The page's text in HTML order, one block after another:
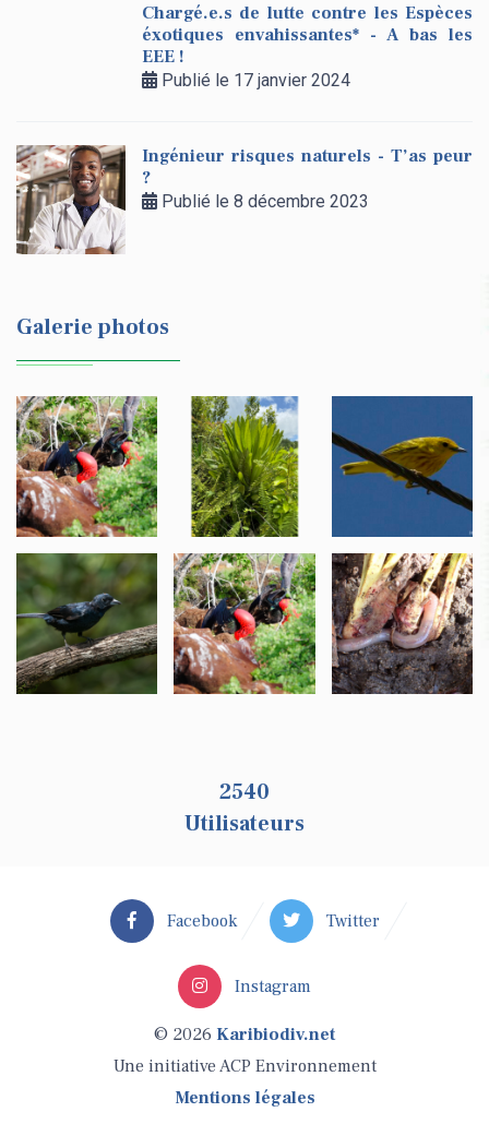
Chargé.e.s de lutte contre les Espèces
éxotiques envahissantes* - A bas les
EEE !
Publié le 17 janvier 2024
Ingénieur risques naturels - T’as peur
?
Publié le 8 décembre 2023
Galerie photos
2540
Utilisateurs
© 2026 Karibiodiv.net
Une initiative ACP Environnement
Mentions légales
Facebook Twitter
Instagram